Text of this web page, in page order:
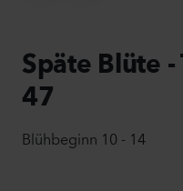
Späte Blüte
47
Blühbeginn 10 - 14